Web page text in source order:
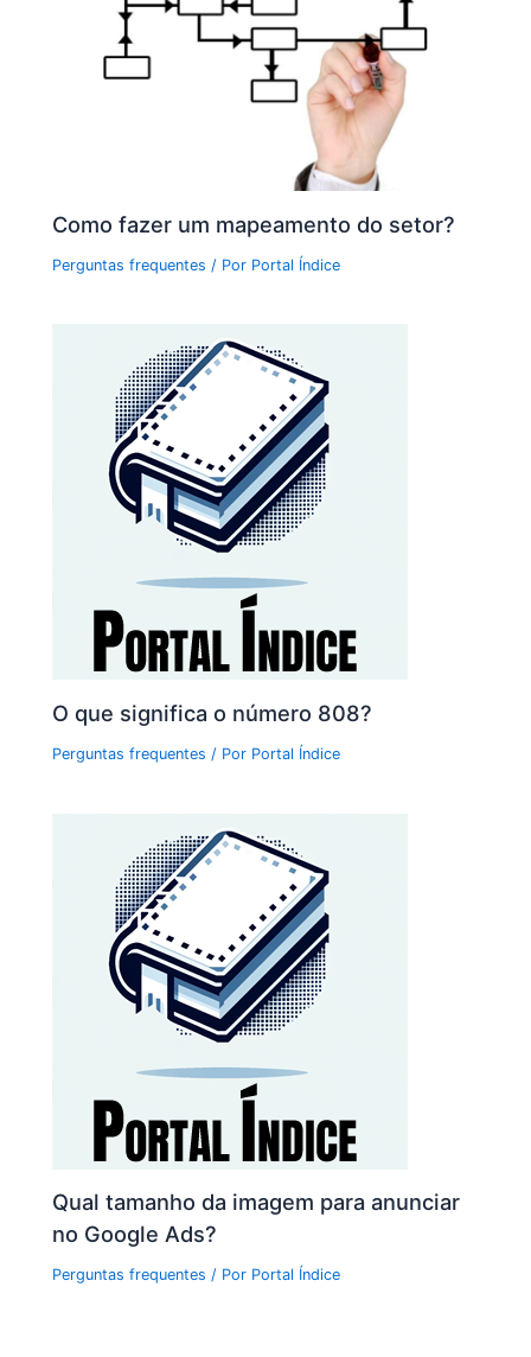
Como fazer um mapeamento do setor?
Perguntas frequentes / Por Portal Índice
O que significa o número 808?
Perguntas frequentes / Por Portal Índice
Qual tamanho da imagem para anunciar
no Google Ads?
Perguntas frequentes / Por Portal Índice